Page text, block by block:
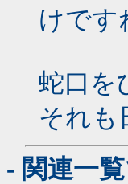
けです
蛇口を
それも
- 関連一